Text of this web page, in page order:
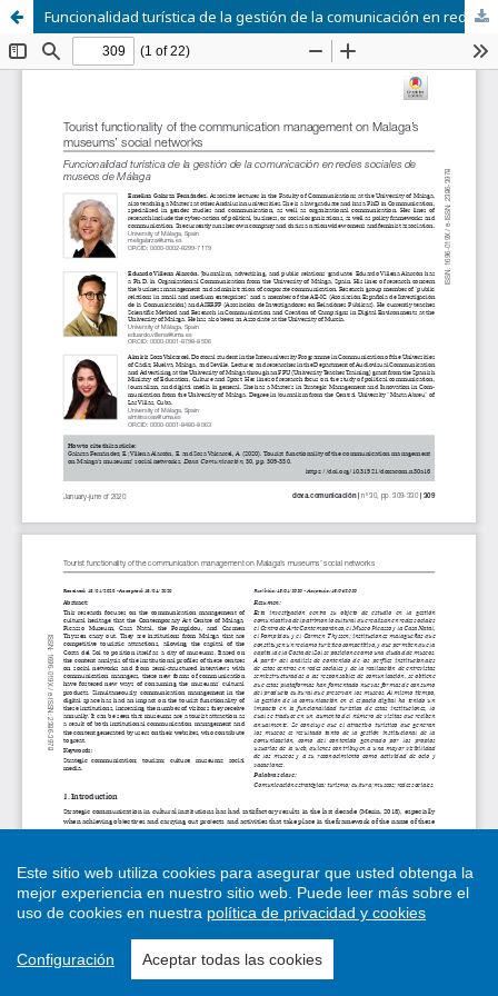
Funcionalidad turística de la gestión de la comunicación en redes sociales de museos de Málaga
Este sitio web utiliza cookies para asegurar que usted obtenga la
mejor experiencia en nuestro sitio web. Puede leer más sobre el
uso de cookies en nuestra política de privacidad y cookies
Configuración Aceptar todas las cookies